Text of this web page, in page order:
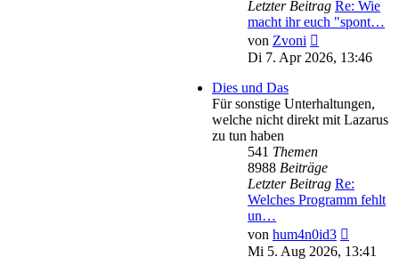
Letzter Beitrag Re: Wie
macht ihr euch "spont…
von Zvoni
Beitrag
Di 7. Apr 2026, 13:46
Dies und Das
Für sonstige Unterhaltungen,
welche nicht direkt mit Lazarus
zu tun haben
541 Themen
8988 Beiträge
Letzter Beitrag Re:
Welches Programm fehlt
un…
von hum4n0id3
Beitrag
Mi 5. Aug 2026, 13:41